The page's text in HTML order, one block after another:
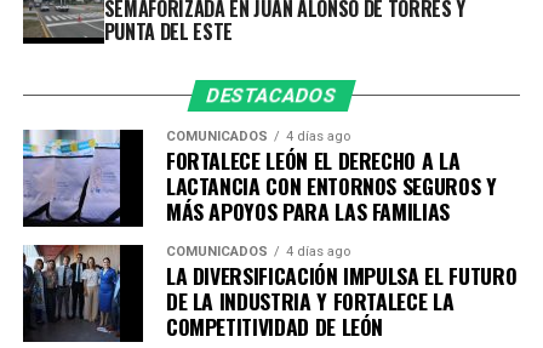
Desarrollo Económico- 14 de septiembre.
Educación y Cultura- 30 de septiembre.
Las sesiones tendrán como sedes instituciones
académicas y organismos empresariales de la ciudad,
entre ellos la Academia Metropolitana de Seguridad
Pública, CANACO Servytur León, Universidad
Iberoamericana León, Universidad La Salle Bajío,
CANACINTRA León y el Tecnológico de Monterrey
Campus León, fortaleciendo el trabajo colaborativo
entre gobierno, academia, iniciativa privada y sociedad.
SEMAFORIZADA EN JUAN ALONSO DE TORRES Y
PUNTA DEL ESTE
DESTACADOS
COMUNICADOS 4 días ago
FORTALECE LEÓN EL DERECHO A LA
LACTANCIA CON ENTORNOS SEGUROS Y
MÁS APOYOS PARA LAS FAMILIAS
COMUNICADOS 4 días ago
LA DIVERSIFICACIÓN IMPULSA EL FUTURO
DE LA INDUSTRIA Y FORTALECE LA
COMPETITIVIDAD DE LEÓN